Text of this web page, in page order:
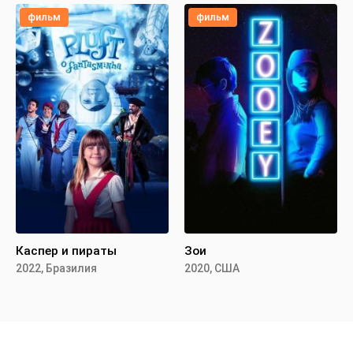
фильм
Каспер и пираты
2022, Бразилия
фильм
Зои
2020, США